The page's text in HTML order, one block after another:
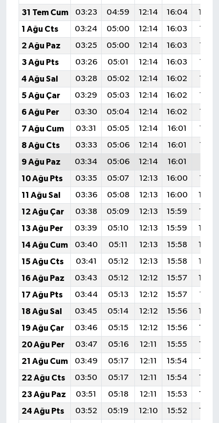
31 Tem Cum
03:23 04:59 12:14 16:04
1 Ağu Cts
03:24 05:00 12:14 16:03
19:19
2 Ağu Paz
03:25 05:00 12:14 16:03
19:18
3 Ağu Pts
03:26 05:01 12:14 16:03
19:17
4 Ağu Sal
03:28 05:02 12:14 16:02
19:16
5 Ağu Çar
03:29 05:03 12:14 16:02
19:15
6 Ağu Per
03:30 05:04 12:14 16:02
19:14
7 Ağu Cum
03:31 05:05 12:14 16:01
19:13
8 Ağu Cts
03:33 05:06 12:14 16:01
19:12
9 Ağu Paz
03:34 05:06 12:14 16:01
10 Ağu Pts
03:35 05:07 12:13 16:00
19:10
11 Ağu Sal
03:36 05:08 12:13 16:00
12 Ağu Çar
03:38 05:09 12:13 15:59
19:07
13 Ağu Per
03:39 05:10 12:13 15:59
14 Ağu Cum
03:40 05:11 12:13 15:58
15 Ağu Cts
03:41 05:12 12:13 15:58
16 Ağu Paz
03:43 05:12 12:12 15:57
17 Ağu Pts
03:44 05:13 12:12 15:57
19:01
18 Ağu Sal
03:45 05:14 12:12 15:56
19 Ağu Çar
03:46 05:15 12:12 15:56
18:58
20 Ağu Per
03:47 05:16 12:11 15:55
18:57
21 Ağu Cum
03:49 05:17 12:11 15:54
18:56
22 Ağu Cts
03:50 05:17 12:11 15:54
18:54
23 Ağu Paz
03:51 05:18 12:11 15:53
18:53
24 Ağu Pts
03:52 05:19 12:10 15:52 18:52